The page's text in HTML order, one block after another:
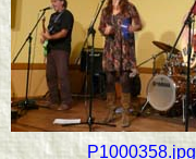
P1000358.jpg